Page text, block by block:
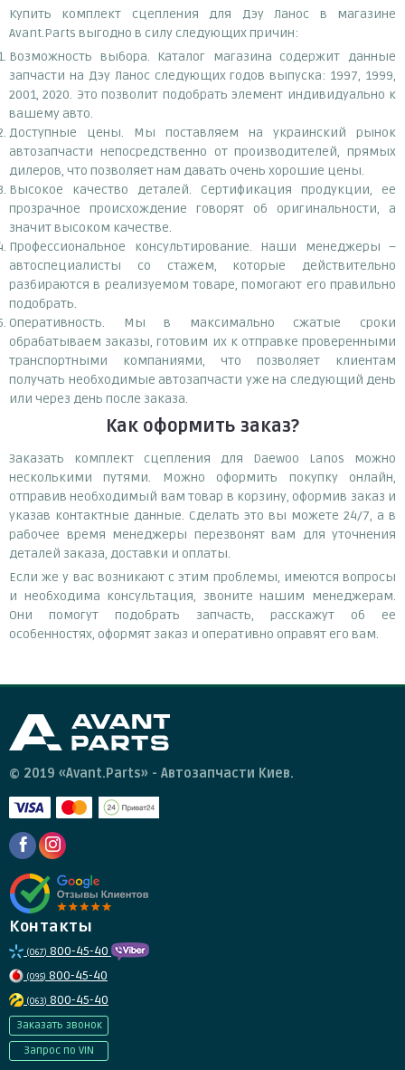
Купить комплект сцепления для Дэу Ланос в магазине
Avant.Parts выгодно в силу следующих причин:
Возможность выбора. Каталог магазина содержит данные
запчасти на Дэу Ланос следующих годов выпуска: 1997, 1999,
2001, 2020. Это позволит подобрать элемент индивидуально к
вашему авто.
Доступные цены. Мы поставляем на украинский рынок
автозапчасти непосредственно от производителей, прямых
дилеров, что позволяет нам давать очень хорошие цены.
Высокое качество деталей. Сертификация продукции, ее
прозрачное происхождение говорят об оригинальности, а
значит высоком качестве.
Профессиональное консультирование. Наши менеджеры –
автоспециалисты со стажем, которые действительно
разбираются в реализуемом товаре, помогают его правильно
подобрать.
Оперативность. Мы в максимально сжатые сроки
обрабатываем заказы, готовим их к отправке проверенными
транспортными компаниями, что позволяет клиентам
получать необходимые автозапчасти уже на следующий день
или через день после заказа.
Как оформить заказ?
Заказать комплект сцепления для Daewoo Lanos можно
несколькими путями. Можно оформить покупку онлайн,
отправив необходимый вам товар в корзину, оформив заказ и
указав контактные данные. Сделать это вы можете 24/7, а в
рабочее время менеджеры перезвонят вам для уточнения
деталей заказа, доставки и оплаты.
Если же у вас возникают с этим проблемы, имеются вопросы
и необходима консультация, звоните нашим менеджерам.
Они помогут подобрать запчасть, расскажут об ее
особенностях, оформят заказ и оперативно оправят его вам.
© 2019 «Avant.Parts» - Автозапчасти Киев.
Контакты
(067) 800-45-40
(095) 800-45-40
(063) 800-45-40
Заказать звонок
Запрос по VIN